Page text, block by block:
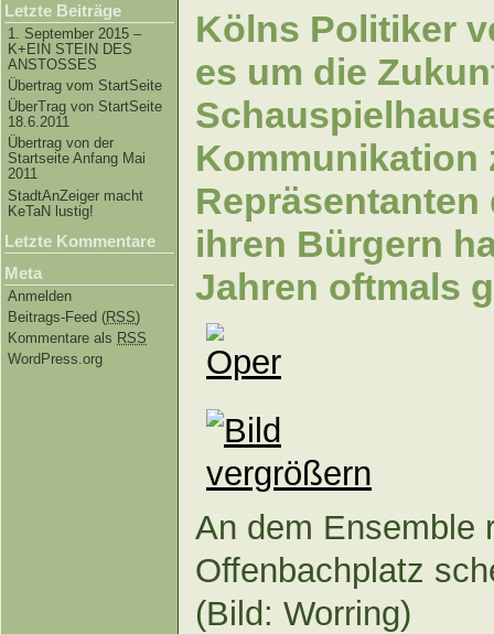
Letzte Beiträge
1. September 2015 –
K+EIN STEIN DES
ANSTOSSES
Übertrag vom StartSeite
ÜberTrag von StartSeite
18.6.2011
Übertrag von der
Startseite Anfang Mai
2011
StadtAnZeiger macht
KeTaN lustig!
Letzte Kommentare
Meta
Anmelden
Beitrags-Feed (RSS)
Kommentare als RSS
WordPress.org
Kölns Politiker
es um die
Kommunikation
ihren Bürgern
Jahren oftmals
An dem Ensemble
Offenbachplatz
(Bild: Worring)